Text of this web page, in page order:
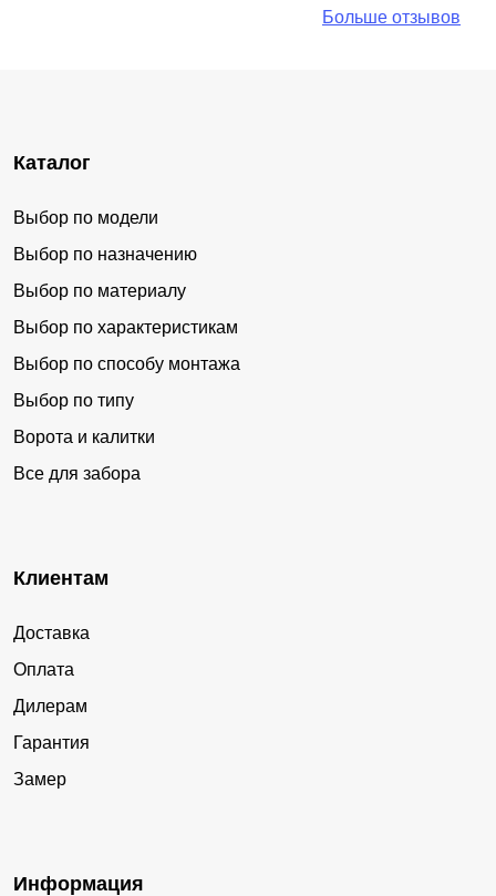
Больше отзывов
Каталог
Выбор по модели
Выбор по назначению
Выбор по материалу
Выбор по характеристикам
Выбор по способу монтажа
Выбор по типу
Ворота и калитки
Все для забора
Клиентам
Доставка
Оплата
Дилерам
Гарантия
Замер
Информация